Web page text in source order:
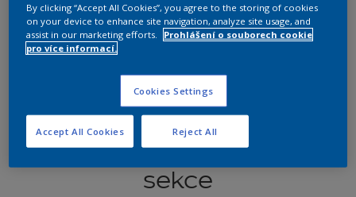
Najít výrobek v tomto odstínu
Koordinovat barevné
sekce
By clicking “Accept All Cookies”, you agree to the storing of cookies
on your device to enhance site navigation, analyze site usage, and
assist in our marketing efforts.
Prohlášení o souborech cookie
pro více informací.
Cookies Settings
Reject All
Accept All Cookies